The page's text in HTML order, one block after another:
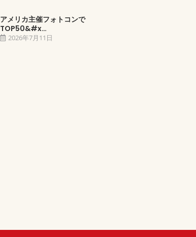
アメリカ主催フォトコンで
TOP50&#x…
2026年7月11日